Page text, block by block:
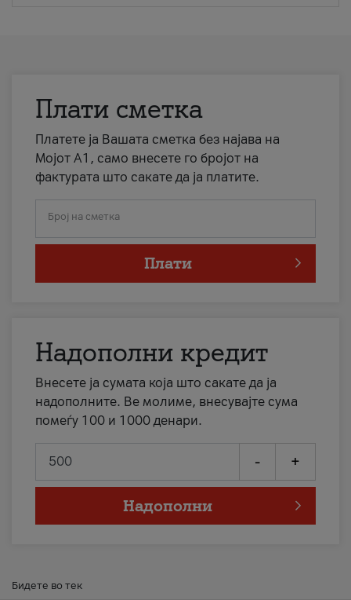
Плати сметка
Платете ја Вашата сметка без најава на
Мојот А1, само внесете го бројот на
фактурата што сакате да ја платите.
Број на сметка
Плати
Надополни кредит
Внесете ја сумата која што сакате да ја
надополните. Ве молиме, внесувајте сума
помеѓу 100 и 1000 денари.
- +
Надополни
Бидете во тек